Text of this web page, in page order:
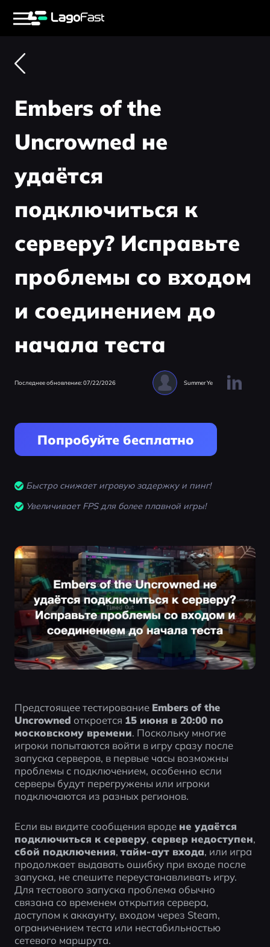
Embers of the
Uncrowned не
удаётся
подключиться к
серверу? Исправьте
проблемы со входом
и соединением до
начала теста
Последнее обновление: 07/22/2026 Summer Ye
Попробуйте бесплатно
Быстро снижает игровую задержку и пинг!
Увеличивает FPS для более плавной игры!
Предстоящее тестирование Embers of the
Uncrowned откроется 15 июня в 20:00 по
московскому времени. Поскольку многие
игроки попытаются войти в игру сразу после
запуска серверов, в первые часы возможны
проблемы с подключением, особенно если
серверы будут перегружены или игроки
подключаются из разных регионов.
Если вы видите сообщения вроде не удаётся
подключиться к серверу, сервер недоступен
сбой подключения, тайм-аут входа, или игра
продолжает выдавать ошибку при входе после
запуска, не спешите переустанавливать игру.
Для тестового запуска проблема обычно
связана со временем открытия сервера,
доступом к аккаунту, входом через Steam,
ограничением теста или нестабильностью
сетевого маршрута.